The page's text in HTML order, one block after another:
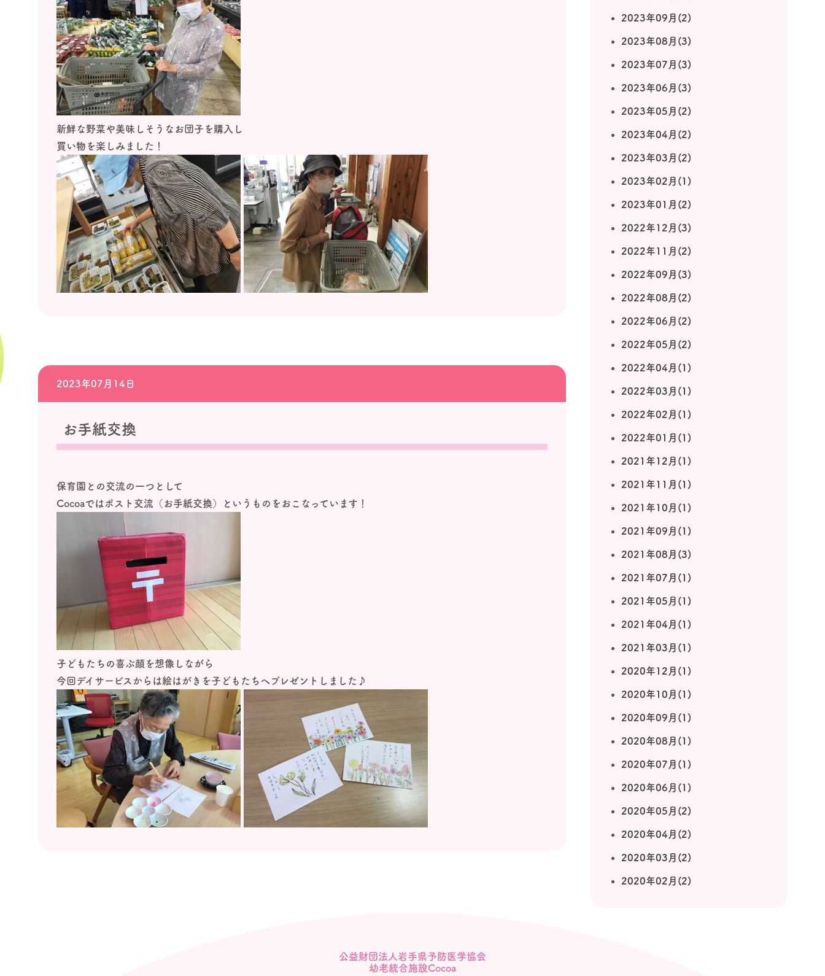
新鮮な野菜や美味しそうなお団子を購入し
買い物を楽しみました！
2023年07月14日
お手紙交換
保育園との交流の一つとして
Cocoaではポスト交流（お手紙交換）というものをおこなっています！
子どもたちの喜ぶ顔を想像しながら
今回デイサービスからは絵はがきを子どもたちへプレゼントしました♪
2023年09月(2)
2023年08月(3)
2023年07月(3)
2023年06月(3)
2023年05月(2)
2023年04月(2)
2023年03月(2)
2023年02月(1)
2023年01月(2)
2022年12月(3)
2022年11月(2)
2022年09月(3)
2022年08月(2)
2022年06月(2)
2022年05月(2)
2022年04月(1)
2022年03月(1)
2022年02月(1)
2022年01月(1)
2021年12月(1)
2021年11月(1)
2021年10月(1)
2021年09月(1)
2021年08月(3)
2021年07月(1)
2021年05月(1)
2021年04月(1)
2021年03月(1)
2020年12月(1)
2020年10月(1)
2020年09月(1)
2020年08月(1)
2020年07月(1)
2020年06月(1)
2020年05月(2)
2020年04月(2)
2020年03月(2)
2020年02月(2)
公益財団法人岩手県予防医学協会
幼老統合施設Cocoa